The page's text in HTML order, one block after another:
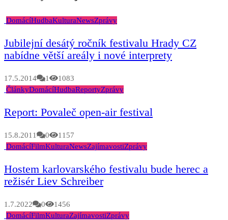
DomácíHudbaKulturaNewsZprávy
Jubilejní desátý ročník festivalu Hrady CZ
nabídne větší areály i nové interprety
17.5.2014 1
1083
ČlánkyDomácíHudbaReportyZprávy
Report: Povaleč open-air festival
15.8.2011 0
1157
DomácíFilmKulturaNewsZajímavostiZprávy
Hostem karlovarského festivalu bude herec a
režisér Liev Schreiber
1.7.2022 0
1456
DomácíFilmKulturaZajímavostiZprávy